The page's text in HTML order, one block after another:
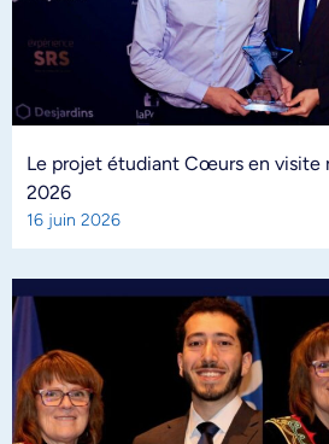
Le projet étudiant Cœurs en visite
2026
16 juin 2026